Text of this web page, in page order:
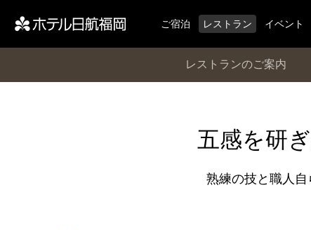
ご宿泊 レストラン イベント
レストランのご案内
五感を研
熟練の技と職人自